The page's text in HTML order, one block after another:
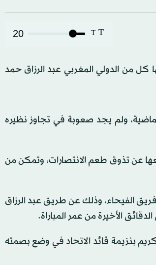
T
T
20
كل من الدولي المغربي عبد الرزاق حمد
ولم يجد صعوبة في تجاوز نظيره
نونو سانتو، توازنه بعد 3 مباريات ابتعد معها عن تذوق طعم الانتصارات، وتمكن من
الفيحاء، وذلك عن طريق عبد الرزاق
الأخيرة من عمر المباراة.
الدقيقة 86 قبل أن ينجح الفرنسي كريم بنزيمة قائد الاتحاد في وضع بصمته